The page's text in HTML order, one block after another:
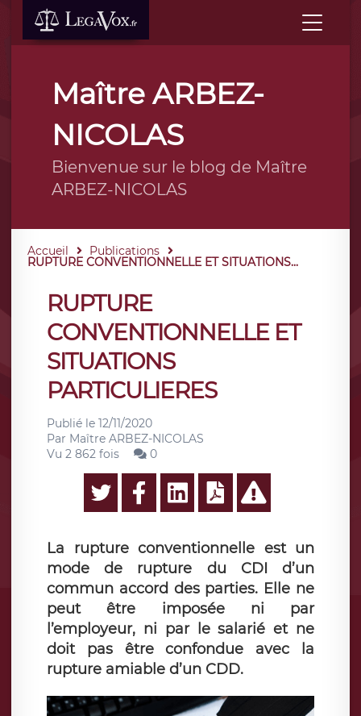
Maître ARBEZ-
NICOLAS
Bienvenue sur le blog de Maître
ARBEZ-NICOLAS
Accueil Publications
RUPTURE CONVENTIONNELLE ET SITUATIONS...
RUPTURE
CONVENTIONNELLE ET
SITUATIONS
PARTICULIERES
Publié le 12/11/2020
Par Maître ARBEZ-NICOLAS
Vu 2 862 fois
0
La rupture conventionnelle est un
mode de rupture du CDI d’un
commun accord des parties. Elle ne
peut être imposée ni par
l’employeur, ni par le salarié et ne
doit pas être confondue avec la
rupture amiable d’un CDD.